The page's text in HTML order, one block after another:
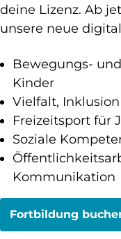
deine Lizenz. Ab
unsere neue
Bewegungs-
Kinder
Vielfalt,
Freizeitsport für
Soziale
Kommunikation
Fortbildung